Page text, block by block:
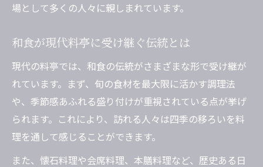
場として多くの人々に親しまれています。
和食が現代料亭に受け継ぐ伝統とは
現代の料亭では、和食の伝統がさまざまな形で受け継が
れています。まず、旬の食材を最大限に活かす調理法
や、季節感あふれる盛り付けが重視されている点が挙げ
られます。これにより、訪れる人々は四季の移ろいを料
理を通して感じることができます。
また、懐石料理や会席料理、本膳料理など、歴史ある日